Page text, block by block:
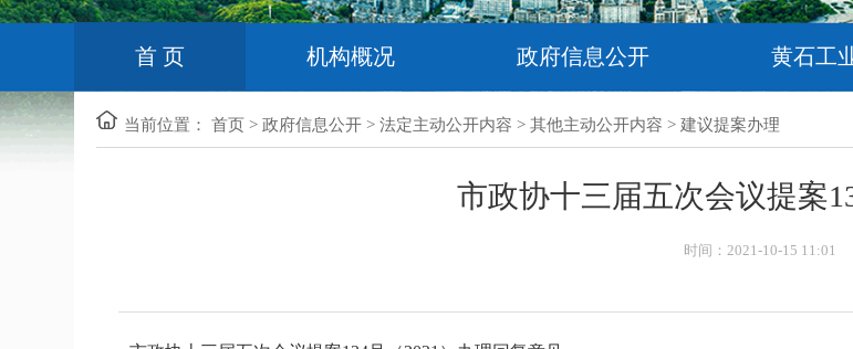
首 页 机构概况 政府信息公开 黄石工
当前位置： 首页 > 政府信息公开 > 法定主动公开内容 > 其他主动公开内容 > 建议提案办理
市政协十三届五次会议提案
时间：2021-10-15 11:01